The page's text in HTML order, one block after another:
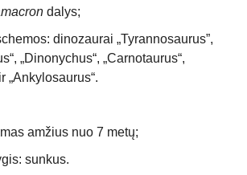
dalys;
dinozaurai „Tyrannosaurus”,
„Dinonychus“, „Carnotaurus“,
„Ankylosaurus“.
amžius nuo 7 metų;
sunkus.